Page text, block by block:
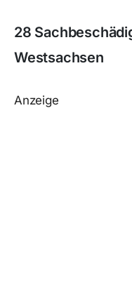
28
Westsachsen
Anzeige